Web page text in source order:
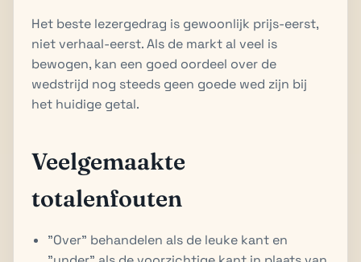
Het beste lezergedrag is gewoonlijk prijs-eerst,
niet verhaal-eerst. Als de markt al veel is
bewogen, kan een goed oordeel over de
wedstrijd nog steeds geen goede wed zijn bij
het huidige getal.
Veelgemaakte
totalenfouten
"Over" behandelen als de leuke kant en